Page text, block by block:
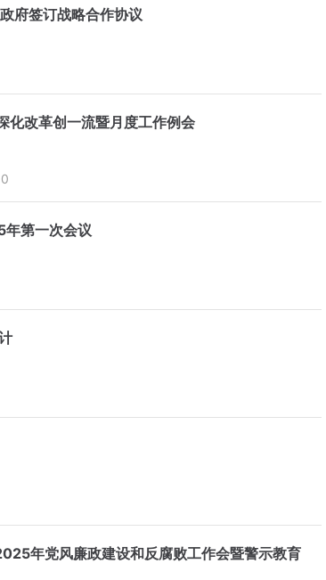
府签订战略合作协议
化改革创一流暨月度工作例会
第一次会议
年党风廉政建设和反腐败工作会暨警示教育